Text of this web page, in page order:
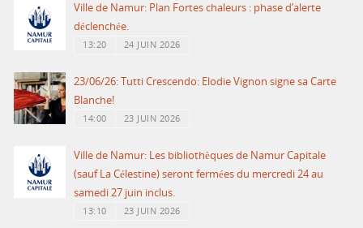
Ville de Namur: Plan Fortes chaleurs : phase d’alerte
déclenchée.
13:20 24 JUIN 2026
23/06/26: Tutti Crescendo: Elodie Vignon signe sa Carte
Blanche!
14:00 23 JUIN 2026
Ville de Namur: Les bibliothèques de Namur Capitale
(sauf La Célestine) seront fermées du mercredi 24 au
samedi 27 juin inclus.
13:10 23 JUIN 2026